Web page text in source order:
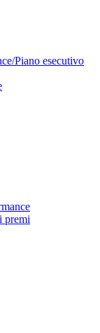
Piano esecutivo
premi